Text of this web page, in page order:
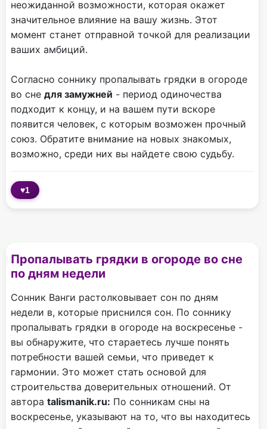
неожиданной возможности, которая окажет
значительное влияние на вашу жизнь. Этот
момент станет отправной точкой для реализации
ваших амбиций.
Согласно соннику пропалывать грядки в огороде
во сне для замужней - период одиночества
подходит к концу, и на вашем пути вскоре
появится человек, с которым возможен прочный
союз. Обратите внимание на новых знакомых,
возможно, среди них вы найдете свою судьбу.
♥1
Пропалывать грядки в огороде во сне
по дням недели
Сонник Ванги растолковывает сон по дням
недели в, которые приснился сон. По соннику
пропалывать грядки в огороде на воскресенье -
вы обнаружите, что стараетесь лучше понять
потребности вашей семьи, что приведет к
гармонии. Это может стать основой для
строительства доверительных отношений. От
автора talismanik.ru: По сонникам сны на
воскресенье, указывают на то, что вы находитесь